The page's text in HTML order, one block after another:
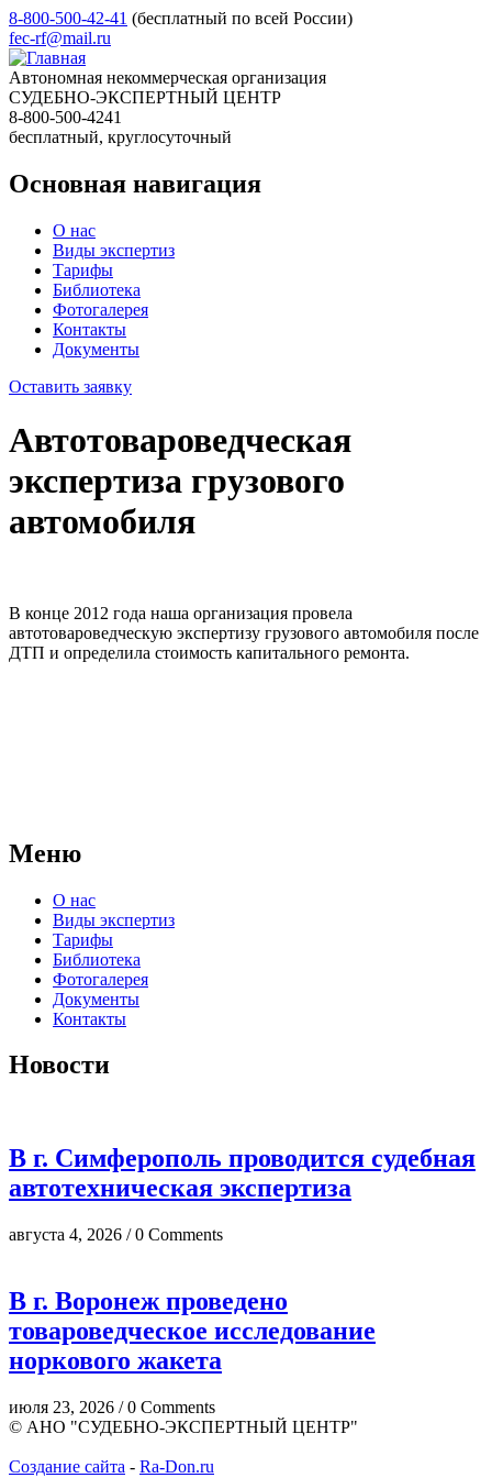
8-800-500-42-41 (бесплатный по всей России)
fec-rf@mail.ru
Автономная некоммерческая организация
СУДЕБНО-ЭКСПЕРТНЫЙ ЦЕНТР
8-800-500-4241
бесплатный, круглосуточный
Основная навигация
О нас
Виды экспертиз
Тарифы
Библиотека
Фотогалерея
Контакты
Документы
Оставить заявку
Автотовароведческая
экспертиза грузового
автомобиля
В конце 2012 года наша организация провела
автотовароведческую экспертизу грузового автомобиля после
ДТП и определила стоимость капитального ремонта.
Меню
О нас
Виды экспертиз
Тарифы
Библиотека
Фотогалерея
Документы
Контакты
Новости
В г. Симферополь проводится судебная
автотехническая экспертиза
августа 4, 2026 / 0 Comments
В г. Воронеж проведено
товароведческое исследование
норкового жакета
июля 23, 2026 / 0 Comments
© АНО "СУДЕБНО-ЭКСПЕРТНЫЙ ЦЕНТР"
Создание сайта - Ra-Don.ru